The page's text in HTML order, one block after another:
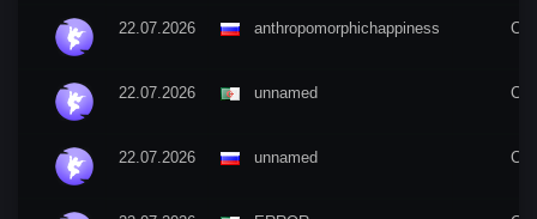
22.07.2026 anthropomorphichappiness
22.07.2026 unnamed
22.07.2026 unnamed